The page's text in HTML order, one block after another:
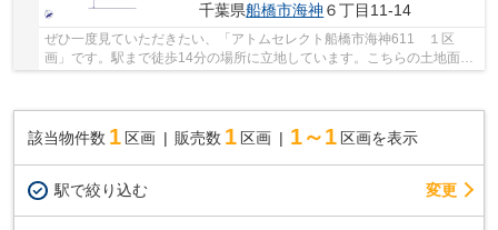
千葉県船橋市海神 ６丁目11-14
ぜひ一度見ていただきたい、「アトムセレクト船橋市海神611 １区
画」です。駅まで徒歩14分の場所に立地しています。こちらの土地面積
該当物件数 1 区画 販売数 1 区画 1～1 区画を表示
駅で絞り込む 変更